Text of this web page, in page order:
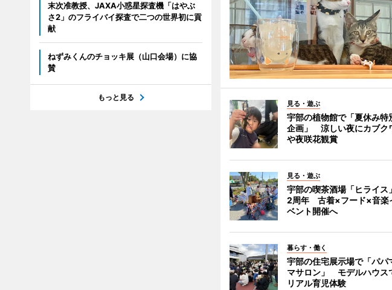
見る・遊ぶ
宇部の植物館で「夏休み特
企画」 涼しい夜にカブク
や夜咲花観賞
見る・遊ぶ
宇部の喫茶酒場「ヒライス」
2周年 古着×フード×音楽
ベント開催へ
暮らす・働く
宇部の住宅展示場で「パパ
マサロン」 モデルハウス
リアル育児体験
末次准教授、JAXA小惑星探査機「はやぶ
さ2」のフライバイ探査で二つの世界初に貢
献
ねずみくんのチョッキ展（山口会場）に協
賛
もっと見る